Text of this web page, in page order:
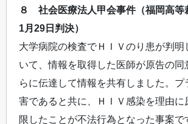
８ 社会医療法人甲会事件（福岡高等
1月29日判決）
大学病院の検査でＨＩＶのり患が判明
いて、情報を取得した医師が原告の同
らに伝達して情報を共有しました。プ
害であると共に、ＨＩＶ感染を理由に
限したことが不法行為となった事案で